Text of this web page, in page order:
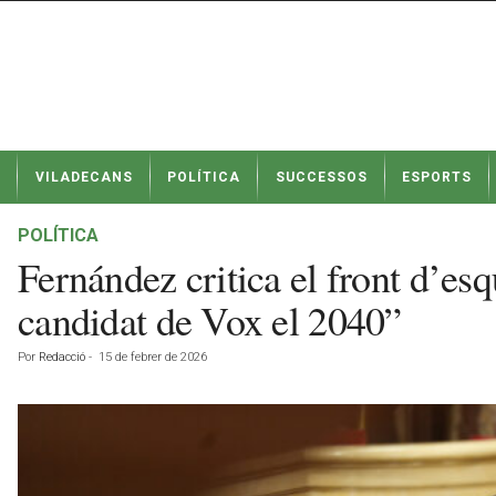
t
VILADECANS POLÍTICA SUCCESSOS ESPORTS
POLÍTICA
Fernández critica el front
candidat de Vox el 2040”
Por Redacció - 15 de febrer de 2026